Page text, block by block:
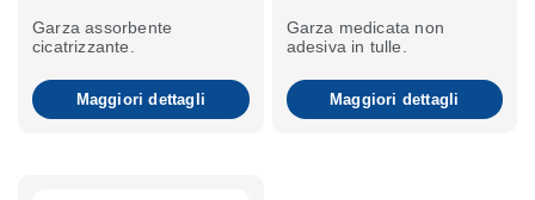
Garza assorbente
cicatrizzante.
Maggiori dettagli
Garza medicata non
adesiva in tulle.
Maggiori dettagli